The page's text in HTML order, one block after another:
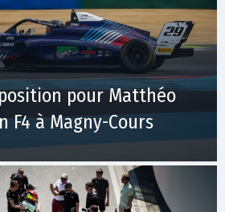
pour Matthéo
F4 à Magny-Cours